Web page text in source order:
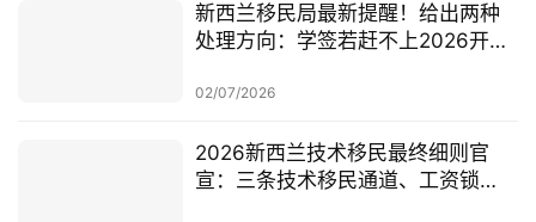
新西兰移民局最新提醒！给出两种
处理方向：学签若赶不上2026开
02/07/2026
2026新西兰技术移民最终细则官
宣：三条技术移民通道、工资锁